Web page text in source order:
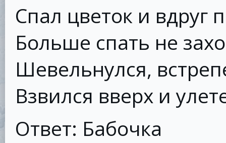
Спал цветок и вдруг
Больше спать не
Шевельнулся,
Взвился вверх и
Ответ: Бабочка